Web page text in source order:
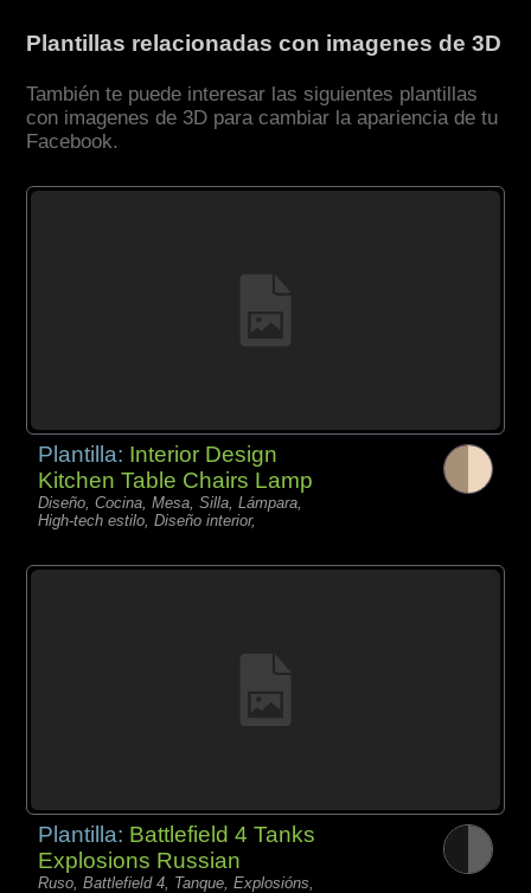
Plantillas relacionadas con imagenes de 3D
También te puede interesar las siguientes plantillas
con imagenes de 3D para cambiar la apariencia de tu
Facebook.
Plantilla: Interior Design
Kitchen Table Chairs Lamp
Diseño, Cocina, Mesa, Silla, Lámpara,
High-tech estilo, Diseño interior,
Plantilla: Battlefield 4 Tanks
Explosions Russian
Ruso, Battlefield 4, Tanque, Explosións,